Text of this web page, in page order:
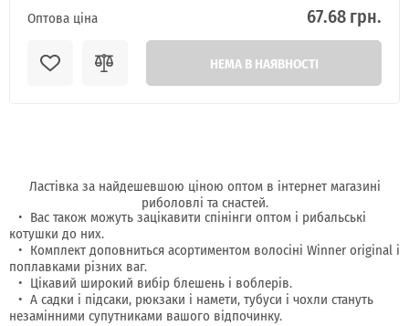
Оптова ціна 67.68 грн.
НЕМА В НАЯВНОСТІ
Ластівка за найдешевшою ціною оптом в інтернет магазині
риболовлі та снастей.
Вас також можуть зацікавити спінінги оптом і рибальські
котушки до них.
Комплект доповниться асортиментом волосіні Winner original і
поплавками різних ваг.
Цікавий широкий вибір блешень і воблерів.
А садки і підсаки, рюкзаки і намети, тубуси і чохли стануть
незамінними супутниками вашого відпочинку.